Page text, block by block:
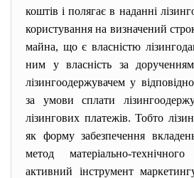
коштів і полягає в наданні
користування на визначений
майна, що є власністю
ним у власність за
лізингоодержувачем у
за умови сплати
лізингових платежів. Тобто
як форму забезпечення
метод матеріально-
активний інструмент